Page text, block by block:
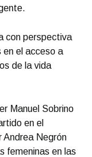
con perspectiva
en el acceso a
de la vida
Manuel Sobrino
en el
Andrea Negrón
femeninas en las